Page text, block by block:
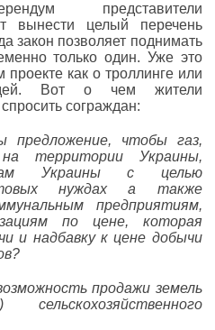
представители
вынести целый перечень
закон позволяет поднимать
только один. Уже это
проекте как о троллинге или
Вот о чем жители
сограждан:
чтобы газ,
территории Украины,
Украины с целью
нуждах а также
предприятиям,
по цене, которая
и надбавку к цене добычи
продажи земель